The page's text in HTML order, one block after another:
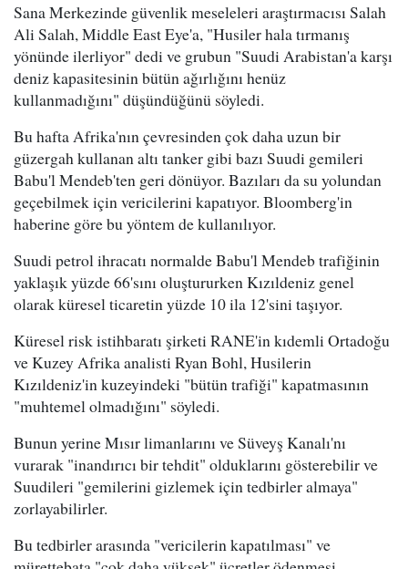
Sana Merkezinde güvenlik meseleleri araştırmacısı Salah
Ali Salah, Middle East Eye'a, "Husiler hala tırmanış
yönünde ilerliyor" dedi ve grubun "Suudi Arabistan'a karşı
deniz kapasitesinin bütün ağırlığını henüz
kullanmadığını" düşündüğünü söyledi.
Bu hafta Afrika'nın çevresinden çok daha uzun bir
güzergah kullanan altı tanker gibi bazı Suudi gemileri
Babu'l Mendeb'ten geri dönüyor. Bazıları da su yolundan
geçebilmek için vericilerini kapatıyor. Bloomberg'in
haberine göre bu yöntem de kullanılıyor.
Suudi petrol ihracatı normalde Babu'l Mendeb trafiğinin
yaklaşık yüzde 66'sını oluştururken Kızıldeniz genel
olarak küresel ticaretin yüzde 10 ila 12'sini taşıyor.
Küresel risk istihbaratı şirketi RANE'in kıdemli Ortadoğu
ve Kuzey Afrika analisti Ryan Bohl, Husilerin
Kızıldeniz'in kuzeyindeki "bütün trafiği" kapatmasının
"muhtemel olmadığını" söyledi.
Bunun yerine Mısır limanlarını ve Süveyş Kanalı'nı
vurarak "inandırıcı bir tehdit" olduklarını gösterebilir ve
Suudileri "gemilerini gizlemek için tedbirler almaya"
zorlayabilirler.
Bu tedbirler arasında "vericilerin kapatılması" ve